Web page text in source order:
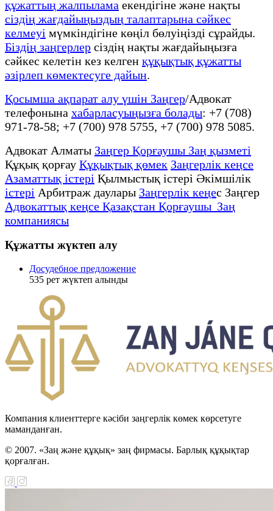
құжаттың жалпылама екендігіне және нақты
сіздің жағдайыңыздың талаптарына сәйкес
келмеуі мүмкіндігіне көңіл бөлуіңізді сұрайды.
Біздің заңгерлер сіздің нақты жағдайыңызға
сәйкес келетін кез келген құқықтық құжатты
әзірлеп көмектесуге дайын.
Қосымша ақпарат алу үшін Заңгер/Адвокат
телефонына хабарласуыңызға болады: +7 (708)
971-78-58; +7 (700) 978 5755, +7 (700) 978 5085.
Адвокат Алматы Заңгер Қорғаушы Заң қызметі
Құқық қорғау Құқықтық қөмек Заңгерлік кеңсе
Азаматтық істері Қылмыстық істері Әкімшілік
істері Арбитраж даулары Заңгерлік кеңес Заңгер
Адвокаттық кеңсе Қазақстан Қорғаушы Заң
компаниясы
Құжатты жүктеп алу
Досудебное предложение
535 рет жүктеп алынды
Компания клиенттерге кәсіби заңгерлік көмек көрсетуге
маманданған.
© 2007. «Заң және құқық» заң фирмасы. Барлық құқықтар
қорғалған.